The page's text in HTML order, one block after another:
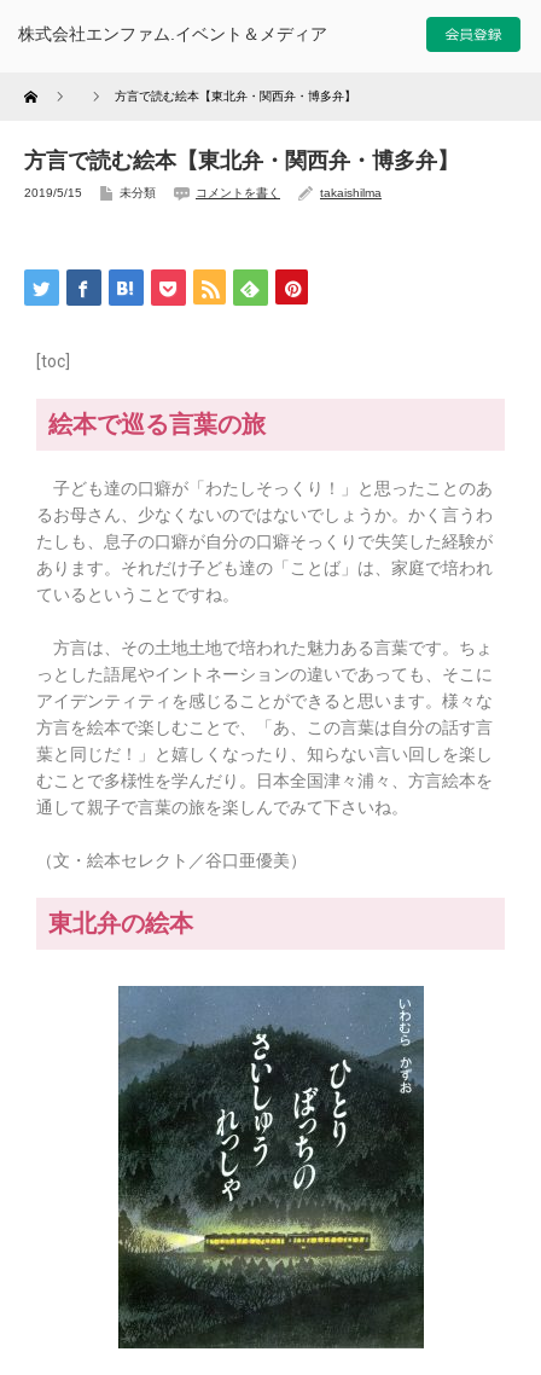
株式会社エンファム.イベント＆メディア
Home 方言で読む絵本【東北弁・関西弁・博多弁】
方言で読む絵本【東北弁・関西弁・博多弁】
2019/5/15 未分類 コメントを書く takaishilma
[toc]
絵本で巡る言葉の旅
子ども達の口癖が「わたしそっくり！」
と思ったことのあ
るお母さん、少なくないのではないでしょうか。 かく言うわ
たしも、 息子の口癖が自分の口癖そっくりで失笑した経験が
あります。 それだけ子ども達の「ことば」は、 家庭で培われ
ているということですね。
方言は、その土地土地で培われた魅力ある言葉です。 ちょ
っとした語尾やイントネーションの違いであっても、 そこに
アイデンティティを感じることができると思います。 様々な
方言を絵本で楽しむことで、「あ、
この言葉は自分の話す言
葉と同じだ！」と嬉しくなったり、 知らない言い回しを楽し
むことで多様性を学んだり。
日本全国津々浦々、 方言絵本を
通して親子で言葉の旅を楽しんでみて下さいね。
（文・絵本セレクト／谷口亜優美）
東北弁の絵本